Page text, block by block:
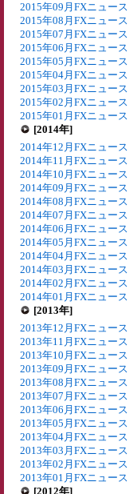
2015年09月FXニュース
2015年08月FXニュース
2015年07月FXニュース
2015年06月FXニュース
2015年05月FXニュース
2015年04月FXニュース
2015年03月FXニュース
2015年02月FXニュース
2015年01月FXニュース
[2014年]
2014年12月FXニュース
2014年11月FXニュース
2014年10月FXニュース
2014年09月FXニュース
2014年08月FXニュース
2014年07月FXニュース
2014年06月FXニュース
2014年05月FXニュース
2014年04月FXニュース
2014年03月FXニュース
2014年02月FXニュース
2014年01月FXニュース
[2013年]
2013年12月FXニュース
2013年11月FXニュース
2013年10月FXニュース
2013年09月FXニュース
2013年08月FXニュース
2013年07月FXニュース
2013年06月FXニュース
2013年05月FXニュース
2013年04月FXニュース
2013年03月FXニュース
2013年02月FXニュース
2013年01月FXニュース
[2012年]